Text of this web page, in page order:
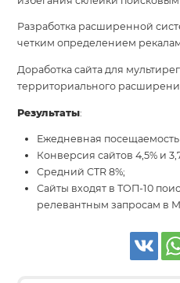
Разработка расширенной
четким определением
Доработка сайта для
территориального
Результаты:
Ежедневная посещаемость
Конверсия сайтов 4,5% и
Средний CTR 8%;
Сайты входят в ТОП-10
релевантным запросам в